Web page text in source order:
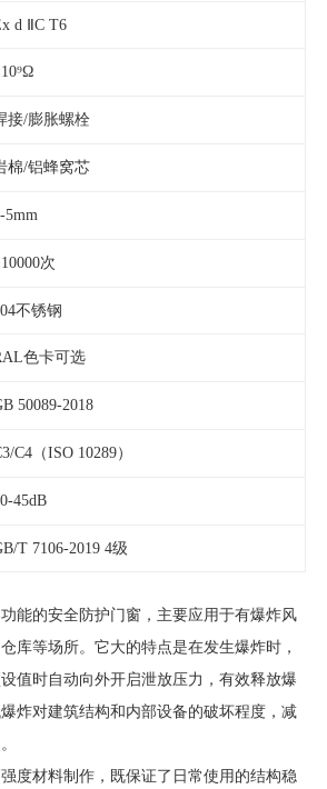
d ⅡC T6
接/膨胀螺栓
棉/铝蜂窝芯
5mm
次
不锈钢
色卡可选
50089-2018
C4（ISO 10289）
45dB
T 7106-2019 4级
能的安全防护门窗，主要应用于有爆炸风
库等场所。它大的特点是在发生爆炸时，
值时自动向外开启泄放压力，有效释放爆
炸对建筑结构和内部设备的破坏程度，减
度材料制作，既保证了日常使用的结构稳